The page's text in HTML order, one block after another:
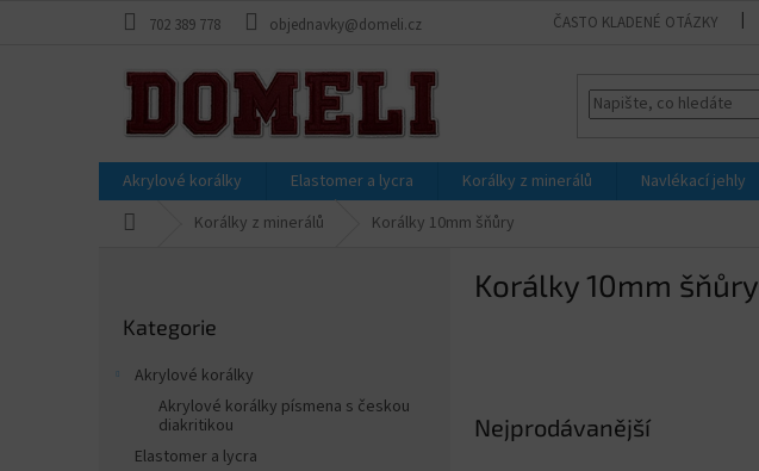
702 389 778 objednavky@domeli.cz ČASTO KLADENÉ OTÁZKY
Akrylové korálky Elastomer a lycra Korálky z minerálů Navlékací jehly
Korálky z minerálů Korálky 10mm šňůry
kategorie
Kategorie
Akrylové korálky
Akrylové korálky písmena s českou
diakritikou
Elastomer a lycra
Korálky 10mm šňůry
Nejprodávanější